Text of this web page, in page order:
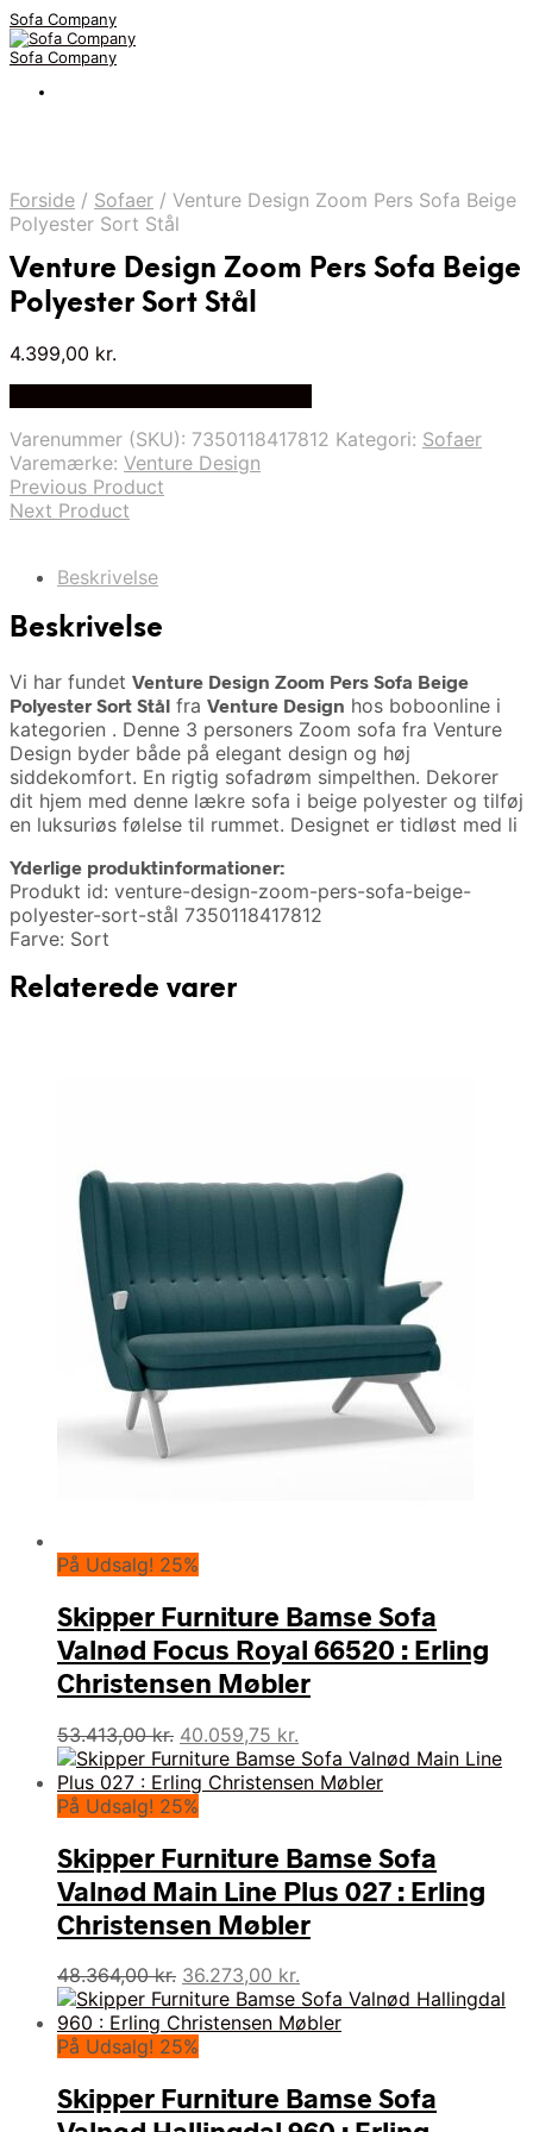
Sofa Company
Sofa Company
Forside / Sofaer / Venture Design Zoom Pers Sofa Beige
Polyester Sort Stål
Venture Design Zoom Pers Sofa Beige
Polyester Sort Stål
4.399,00 kr.
Varenummer (SKU): 7350118417812 Kategori: Sofaer
Varemærke: Venture Design
Previous Product
Next Product
Beskrivelse
Beskrivelse
Vi har fundet Venture Design Zoom Pers Sofa Beige
Polyester Sort Stål fra Venture Design hos boboonline i
kategorien . Denne 3 personers Zoom sofa fra Venture
Design byder både på elegant design og høj
siddekomfort. En rigtig sofadrøm simpelthen. Dekorer
dit hjem med denne lækre sofa i beige polyester og tilføj
en luksuriøs følelse til rummet. Designet er tidløst med li
Yderlige produktinformationer:
Produkt id: venture-design-zoom-pers-sofa-beige-
polyester-sort-stål 7350118417812
Farve: Sort
Relaterede varer
På Udsalg! 25%
Skipper Furniture Bamse Sofa
Valnød Focus Royal 66520 : Erling
Christensen Møbler
53.413,00kr. Den
oprindelige
pris
var:
40.059,75 kr.
aktuelle
pris
På Udsalg! 25%
Skipper Furniture Bamse Sofa
Valnød Main Line Plus 027 : Erling
Christensen Møbler
48.364,00kr. Den
oprindelige
pris
var:
36.273,00 kr.
aktuelle
pris
På Udsalg! 25%
Skipper Furniture Bamse Sofa